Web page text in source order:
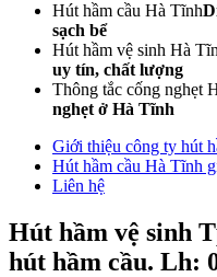
Hút hầm cầu Hà Tĩnh
sạch bể
Hút hầm vệ sinh Hà
uy tín, chất lượng
Thông tắc cống nghẹt
nghẹt ở Hà Tĩnh
Giới thiệu công ty hút
Hút hầm cầu Hà Tĩnh
Liên hệ
Hút hầm vệ sinh
hút hầm cầu. Lh: